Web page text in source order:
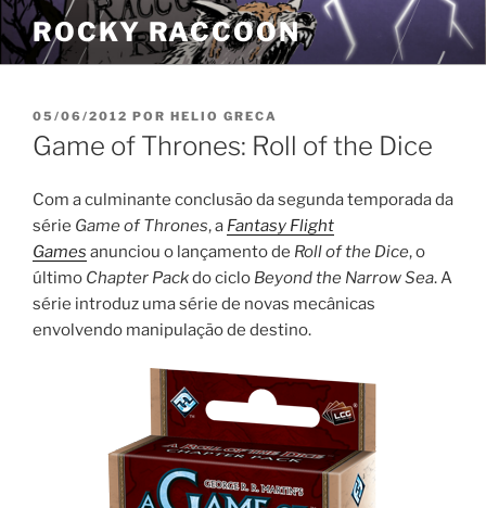
Pular
para
o
ROCKY RACCOON
PUBLICADO
EM
05/06/2012 POR HELIO GRECA
Game of Thrones: Roll of the Dice
Com a culminante conclusão da segunda temporada da
série Game of Thrones, a Fantasy Flight
Games anunciou o lançamento de Roll of the Dice, o
último Chapter Packdo ciclo Beyond the Narrow Sea. A
série introduz uma série de novas mecânicas
envolvendo manipulação de destino.